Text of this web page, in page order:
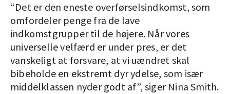
“Det er den eneste overførselsindkomst, som
omfordeler penge fra de lave
indkomstgrupper til de højere. Når vores
universelle velfærd er under pres, er det
vanskeligt at forsvare, at vi uændret skal
bibeholde en ekstremt dyr ydelse, som især
middelklassen nyder godt af”, siger Nina Smith.